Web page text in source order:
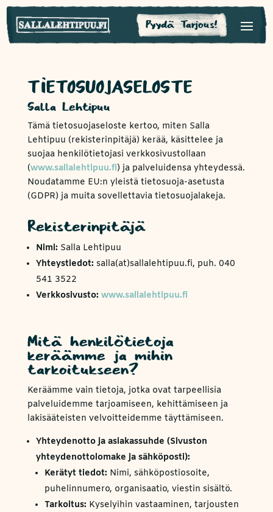
Pyydä Tarjous!
TIETOSUOJASELOSTE
Salla Lehtipuu
Tämä tietosuojaseloste kertoo, miten Salla
Lehtipuu (rekisterinpitäjä) kerää, käsittelee ja
suojaa henkilötietojasi verkkosivustollaan
(www.sallalehtipuu.fi) ja palveluidensa yhteydessä.
Noudatamme EU:n yleistä tietosuoja-asetusta
(GDPR) ja muita sovellettavia tietosuojalakeja.
Rekisterinpitäjä
Nimi: Salla Lehtipuu
Yhteystiedot: salla(at)sallalehtipuu.fi, puh. 040
541 3522
Verkkosivusto: www.sallalehtipuu.fi
Mitä henkilötietoja
keräämme ja mihin
tarkoitukseen?
Keräämme vain tietoja, jotka ovat tarpeellisia
palveluidemme tarjoamiseen, kehittämiseen ja
lakisääteisten velvoitteidemme täyttämiseen.
Yhteydenotto ja asiakassuhde (Sivuston
yhteydenottolomake ja sähköposti):
Kerätyt tiedot: Nimi, sähköpostiosoite,
puhelinnumero, organisaatio, viestin sisältö.
Tarkoitus: Kyselyihin vastaaminen, tarjousten